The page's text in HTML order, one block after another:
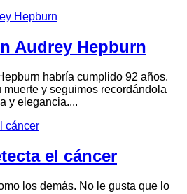
Audrey Hepburn
habría cumplido 92 años.
y seguimos recordándola
y elegancia....
el cáncer
los demás. No le gusta que lo